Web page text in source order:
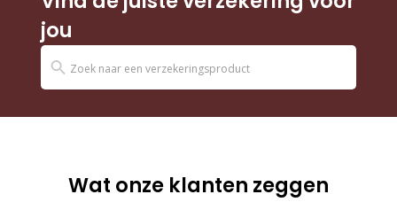
jou
Wat onze klanten zeggen